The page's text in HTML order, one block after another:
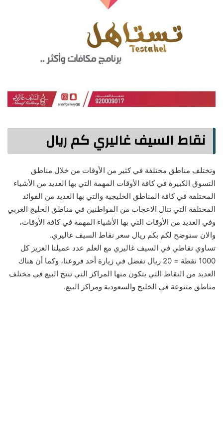
نقاط السيف غاليري كم ريال
وتختلف مناطق مختلفة في كثير من الأوقات من خلال مناطق
التسوق الكبيرة في كافة الأوقات المهمة التي بها العديد من الأشياء
المختلفة في كافة المناطق الخليجية والتي بها العديد من الفوائد
المختلفة التي تنال الاعجاب من المواطنين في مناطق الخليج العربي
وفي العديد من الأوقات التي بها الأشياء المهمة في كافة الأوقات،
والان سنوضح لكم بكم ريال سعر نقاط السيف غاليري.
تساوي نقاطي في السيف غاليري مع العلم عدد عميلنا العزيز كل
1000 نقطة = 20 ريال تفضل في زيارة أحد فروعنا، وكما أن هناك
العديد من النقاط التي يتكون منها المراكز التي تنتج البيع في مختلف
مناطق متنوعة في الخليج والسعودية ومراكز البيع.